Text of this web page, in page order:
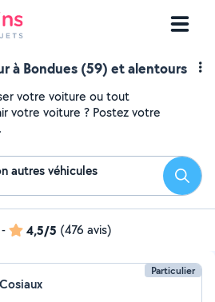
à Bondues (59) et alentours
votre voiture ou tout
votre voiture ? Postez votre
autres véhicules
- 4,5/5 (476 avis)
Particulier